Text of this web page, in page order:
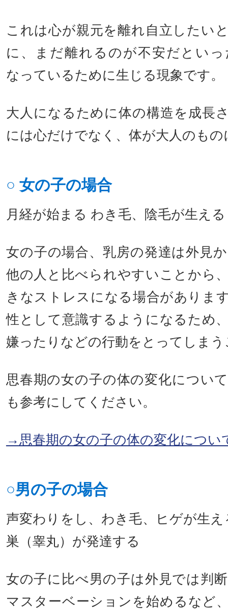
これは心が親元を離れ自立したい
に、まだ離れるのが不安だとい
なっているために生じる現象です。
大人になるために体の構造を成長
には心だけでなく、体が大人のも
○ 女の子の場合
月経が始まる わき毛、陰毛が生え
女の子の場合、乳房の発達は外見
他の人と比べられやすいことから
きなストレスになる場合がありま
性として意識するようになるため
嫌ったりなどの行動をとってしま
思春期の女の子の体の変化につい
も参考にしてください。
→思春期の女の子の体の変化につい
○男の子の場合
声変わりをし、わき毛、ヒゲが生
巣（睾丸）が発達する
女の子に比べ男の子は外見では判
マスターベーションを始めるなど